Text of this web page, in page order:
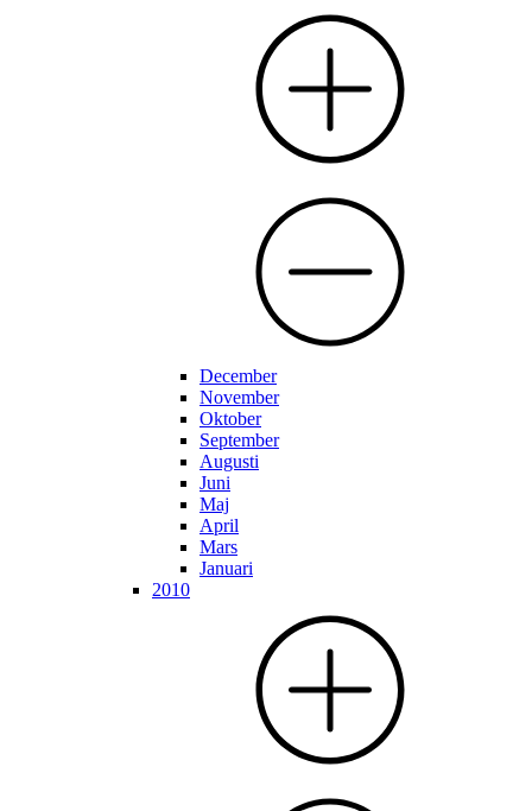
December
November
Oktober
September
Augusti
Juni
Maj
April
Mars
Januari
2010